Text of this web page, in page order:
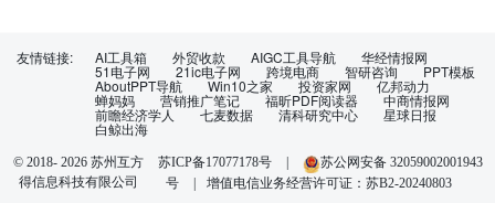
友情链接: AI工具箱 外贸收款 AIGC工具导航 华经情报网
51电子网 21ic电子网 跨境电商 智研咨询 PPT模板
AboutPPT导航 Win10之家 投资家网 亿邦动力
蝉妈妈 营销推广笔记 福昕PDF阅读器 中商情报网
前瞻经济学人 七麦数据 清科研究中心 星球日报
白鲸出海
© 2018- 2026 苏州互方
得信息科技有限公司
苏ICP备17077178号
苏公网安备 32059002001943
号
| 增值电信业务经营许可证：苏B2-20240803